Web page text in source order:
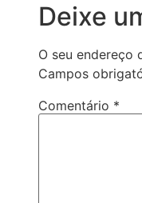
Deixe
O seu endereço
Campos
Comentário *